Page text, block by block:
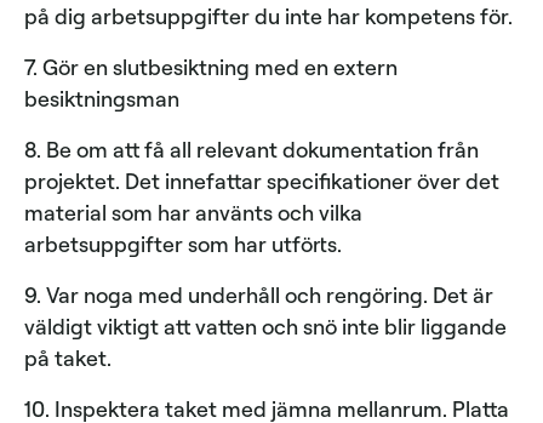
på dig arbetsuppgifter du inte har kompetens för.
7. Gör en slutbesiktning med en extern
besiktningsman
8. Be om att få all relevant dokumentation från
projektet. Det innefattar specifikationer över det
material som har använts och vilka
arbetsuppgifter som har utförts.
9. Var noga med underhåll och rengöring. Det är
väldigt viktigt att vatten och snö inte blir liggande
på taket.
10. Inspektera taket med jämna mellanrum. Platta